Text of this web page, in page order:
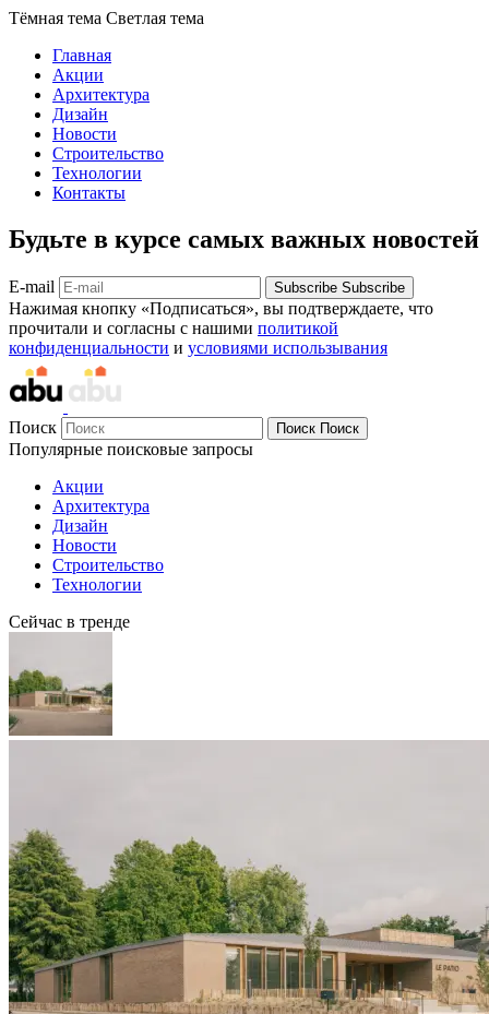
Тёмная тема Светлая тема
Главная
Акции
Архитектура
Дизайн
Новости
Строительство
Технологии
Контакты
Будьте в курсе самых важных новостей
E-mail Subscribe Subscribe
Нажимая кнопку «Подписаться», вы подтверждаете, что
прочитали и согласны с нашими политикой
конфиденциальности и условиями использывания
Поиск Поиск Поиск
Популярные поисковые запросы
Акции
Архитектура
Дизайн
Новости
Строительство
Технологии
Сейчас в тренде